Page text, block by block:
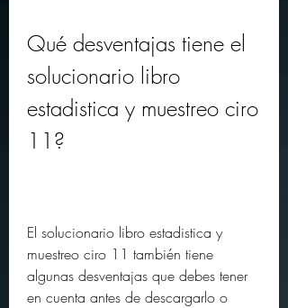
Qué desventajas tiene el
solucionario libro
estadistica y muestreo ciro
11?
El solucionario libro estadistica y
muestreo ciro 11 también tiene
algunas desventajas que debes tener
en cuenta antes de descargarlo o